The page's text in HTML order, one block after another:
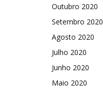
Outubro 2020
Setembro 2020
Agosto 2020
Julho 2020
Junho 2020
Maio 2020